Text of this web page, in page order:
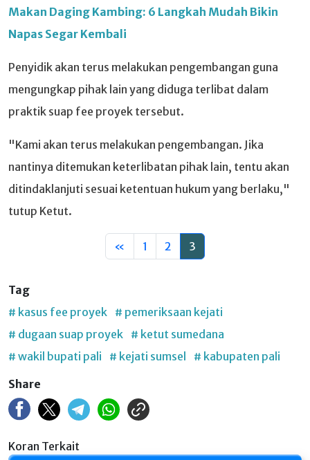
Makan Daging Kambing: 6 Langkah Mudah Bikin
Napas Segar Kembali
Penyidik akan terus melakukan pengembangan guna
mengungkap pihak lain yang diduga terlibat dalam
praktik suap fee proyek tersebut.
"Kami akan terus melakukan pengembangan. Jika
nantinya ditemukan keterlibatan pihak lain, tentu akan
ditindaklanjuti sesuai ketentuan hukum yang berlaku,"
tutup Ketut.
« 1 2 3
Tag
# kasus fee proyek # pemeriksaan kejati
# dugaan suap proyek # ketut sumedana
# wakil bupati pali
# kejati sumsel
# kabupaten pali
Share
Koran Terkait